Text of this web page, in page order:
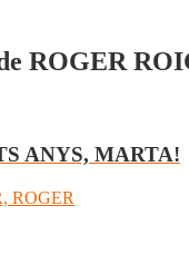
ROGER
ANYS, MARTA!
ROGER